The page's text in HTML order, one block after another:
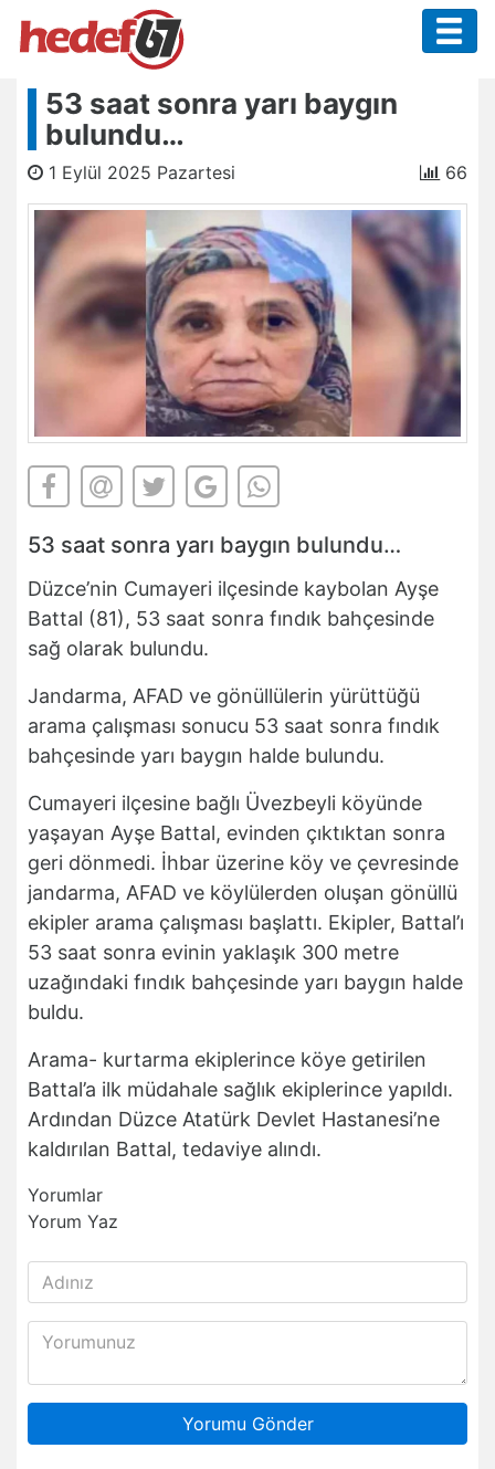
53 saat sonra yarı baygın
bulundu…
1 Eylül 2025 Pazartesi 66
53 saat sonra yarı baygın bulundu…
Düzce’nin Cumayeri ilçesinde kaybolan Ayşe
Battal (81), 53 saat sonra fındık bahçesinde
sağ olarak bulundu.
Jandarma, AFAD ve gönüllülerin yürüttüğü
arama çalışması sonucu 53 saat sonra fındık
bahçesinde yarı baygın halde bulundu.
Cumayeri ilçesine bağlı Üvezbeyli köyünde
yaşayan Ayşe Battal, evinden çıktıktan sonra
geri dönmedi. İhbar üzerine köy ve çevresinde
jandarma, AFAD ve köylülerden oluşan gönüllü
ekipler arama çalışması başlattı. Ekipler, Battal’ı
53 saat sonra evinin yaklaşık 300 metre
uzağındaki fındık bahçesinde yarı baygın halde
buldu.
Arama- kurtarma ekiplerince köye getirilen
Battal’a ilk müdahale sağlık ekiplerince yapıldı.
Ardından Düzce Atatürk Devlet Hastanesi’ne
kaldırılan Battal, tedaviye alındı.
Yorumlar
Yorum Yaz
Yorumu Gönder